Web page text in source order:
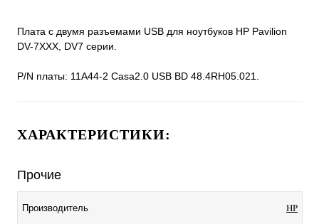
Плата с двумя разъемами USB для ноутбуков HP Pavilion
DV-7XXX, DV7 серии.
P/N платы: 11A44-2 Casa2.0 USB BD 48.4RH05.021.
ХАРАКТЕРИСТИКИ:
Прочие
Производитель HP